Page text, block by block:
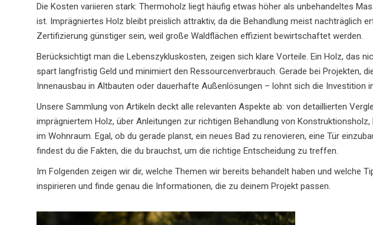
Die Kosten variieren stark: Thermoholz liegt häufig etwas höher als unbehandeltes
ist. Imprägniertes Holz bleibt preislich attraktiv, da die Behandlung meist nachträglich
Zertifizierung günstiger sein, weil große Waldflächen effizient bewirtschaftet werden.
Berücksichtigt man die Lebenszykluskosten, zeigen sich klare Vorteile. Ein Holz, das
spart langfristig Geld und minimiert den Ressourcenverbrauch. Gerade bei Projekten,
Innenausbau in Altbauten oder dauerhafte Außenlösungen – lohnt sich die Investition
Unsere Sammlung von Artikeln deckt alle relevanten Aspekte ab: von detaillierten
imprägniertem Holz, über Anleitungen zur richtigen Behandlung von
im Wohnraum. Egal, ob du gerade planst, ein neues Bad zu renovieren, eine Tür
findest du die Fakten, die du brauchst, um die richtige Entscheidung zu treffen.
Im Folgenden zeigen wir dir, welche Themen wir bereits behandelt haben und welche
inspirieren und finde genau die Informationen, die zu deinem Projekt passen.